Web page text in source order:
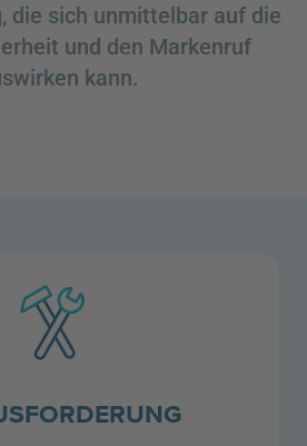
die sich unmittelbar auf die
und den Markenruf
kann.